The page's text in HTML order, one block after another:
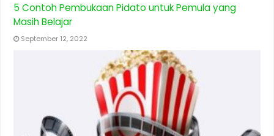
5 Contoh Pembukaan Pidato untuk Pemula yang
Masih Belajar
September 12, 2022